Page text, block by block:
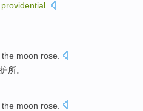
providential
the moon rose.
所。
the moon rose.